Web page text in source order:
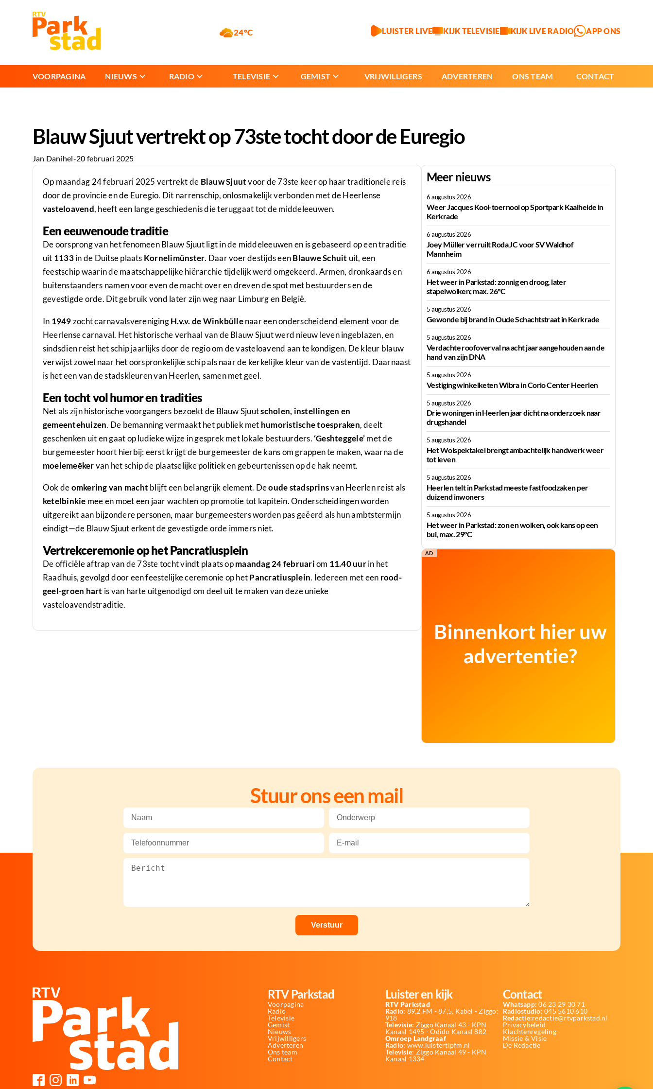
24°C LUISTER LIVE KIJK TELEVISIE KIJK LIVE RADIO APP ONS
VOORPAGINA NIEUWS RADIO TELEVISIE GEMIST VRIJWILLIGERS ADVERTEREN ONS TEAM CONTACT
Blauw Sjuut vertrekt op 73ste tocht door de Euregio
Jan Danihel-20 februari 2025
Op maandag 24 februari 2025 vertrekt de Blauw Sjuutvoor de 73ste keer op haar traditionele reis
door de provincie en de Euregio. Dit narrenschip, onlosmakelijk verbonden met de Heerlense
vasteloavend, heeft een lange geschiedenis die teruggaat tot de middeleeuwen.
Een eeuwenoude traditie
De oorsprong van het fenomeen Blauw Sjuut ligt in de middeleeuwen en is gebaseerd op een traditie
uit 1133in de Duitse plaats Kornelimünster. Daar voer destijds eenBlauwe Schuit uit, een
feestschip waarin de maatschappelijke hiërarchie tijdelijk werd omgekeerd. Armen, dronkaards en
buitenstaanders namen voor even de macht over en dreven de spot met bestuurders en de
gevestigde orde. Dit gebruik vond later zijn weg naar Limburg en België.
In 1949zocht carnavalsverenigingH.v.v. de Winkbüllenaar een onderscheidend element voor de
Heerlense carnaval. Het historische verhaal van de Blauw Sjuut werd nieuw leven ingeblazen, en
sindsdien reist het schip jaarlijks door de regio om de vasteloavend aan te kondigen. De kleur blauw
verwijst zowel naar het oorspronkelijke schip als naar de kerkelijke kleur van de vastentijd. Daarnaast
is het een van de stadskleuren van Heerlen, samen met geel.
Een tocht vol humor en tradities
Net als zijn historische voorgangers bezoekt de Blauw Sjuutscholen, instellingen en
gemeentehuizen. De bemanning vermaakt het publiek met humoristische toespraken, deelt
geschenken uit en gaat op ludieke wijze in gesprek met lokale bestuurders.‘Geshteggele’met de
burgemeester hoort hierbij: eerst krijgt de burgemeester de kans om grappen te maken, waarna de
moelemeëkervan het schip de plaatselijke politiek en gebeurtenissen op de hak neemt.
Ook deomkering van macht blijft een belangrijk element. Deoude stadsprinsvan Heerlen reist als
ketelbinkie mee en moet een jaar wachten op promotie tot kapitein. Onderscheidingen worden
uitgereikt aan bijzondere personen, maar burgemeesters worden pas geëerd als hun ambtstermijn
eindigt—de Blauw Sjuut erkent de gevestigde orde immers niet.
Vertrekceremonie op het Pancratiusplein
De officiële aftrap van de 73ste tocht vindt plaats opmaandag 24 februariom 11.40 uurin het
Raadhuis, gevolgd door een feestelijke ceremonie op hetPancratiusplein. Iedereen met een rood-
geel-groen hart is van harte uitgenodigd om deel uit te maken van deze unieke
vasteloavendstraditie.
Meer nieuws
6 augustus 2026
Weer Jacques Kool-toernooi op Sportpark Kaalheide in
Kerkrade
6 augustus 2026
Joey Müller verruilt Roda JC voor SV Waldhof
Mannheim
6 augustus 2026
Het weer in Parkstad: zonnig en droog, later
stapelwolken; max. 26°C
5 augustus 2026
Gewonde bij brand in Oude Schachtstraat in Kerkrade
5 augustus 2026
Verdachte roofoverval na acht jaar aangehouden aan de
hand van zijn DNA
5 augustus 2026
Vestiging winkelketen Wibra in Corio Center Heerlen
5 augustus 2026
Drie woningen in Heerlen jaar dicht na onderzoek naar
drugshandel
5 augustus 2026
Het Wolspektakel brengt ambachtelijk handwerk weer
tot leven
5 augustus 2026
Heerlen telt in Parkstad meeste fastfoodzaken per
duizend inwoners
5 augustus 2026
Het weer in Parkstad: zon en wolken, ook kans op een
bui, max. 29°C
AD
Stuur ons een mail
RTV Parkstad
Voorpagina
Radio
Televisie
Gemist
Nieuws
Vrijwilligers
Adverteren
Ons team
Contact
Luister en kijk
RTV Parkstad
Radio: 89,2 FM - 87,5, Kabel - Ziggo:
918
Televisie: Ziggo Kanaal 43 - KPN
Kanaal 1495 - Odido Kanaal 882
Omroep Landgraaf
Radio: www.luistertipfm.nl
Televisie: Ziggo Kanaal 49 - KPN
Kanaal 1334
Contact
Whatsapp: 06 23 29 30 71
Radiostudio: 045 5610 610
Redactie:redactie@rtvparkstad.nl
Privacybeleid
Klachtenregeling
Missie & Visie
De Redactie